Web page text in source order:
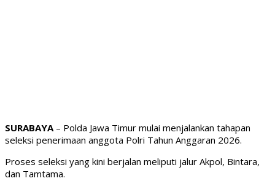
SURABAYA– Polda Jawa Timur mulai menjalankan tahapan
seleksi penerimaan anggota Polri Tahun Anggaran 2026.
Proses seleksi yang kini berjalan meliputi jalur Akpol, Bintara,
dan Tamtama.